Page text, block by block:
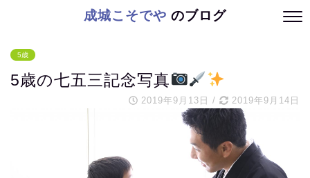
成城こそでや のブログ
5歳
5歳の七五三記念写真
2019年9月13日 / 2019年9月14日